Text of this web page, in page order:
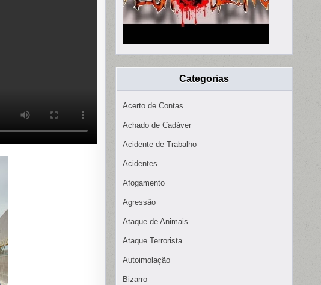
Categorias
Acerto de Contas
Achado de Cadáver
Acidente de Trabalho
Acidentes
Afogamento
Agressão
Ataque de Animais
Ataque Terrorista
Autoimolação
Bizarro